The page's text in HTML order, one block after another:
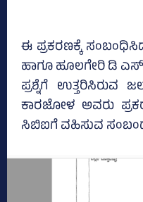
ಈ ಪ್ರಕರಣಕ್ಕೆ
ಹಾಗೂ ಹೂಲಗೇರಿ ಡಿ
ಪ್ರಶ್ನೆಗೆ ಉತ್ತರಿಸಿರುವ
ಕಾರಜೋಳ ಅವರು
ಸಿಬಿಐಗೆ ವಹಿಸುವ